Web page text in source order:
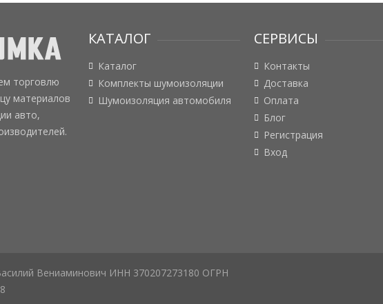
торговлю
материалов
авто,
КАТАЛОГ
Каталог
Комплекты шумоизоляции
Шумоизоляция автомобиля
СЕРВИСЫ
Контакты
Доставка
Оплата
Блог
Регистрация
Вход
Вениаминович ИНН 370207273180 ОГРН